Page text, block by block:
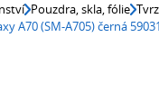
Pouzdra, skla, fólie
A70 (SM-A705) černá